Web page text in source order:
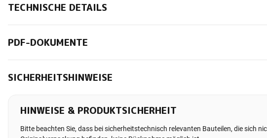
TECHNISCHE DETAILS
PDF-DOKUMENTE
SICHERHEITSHINWEISE
HINWEISE & PRODUKTSICHERHEIT
Bitte beachten Sie, dass bei sicherheitstechnisch relevanten Bauteilen, die sich